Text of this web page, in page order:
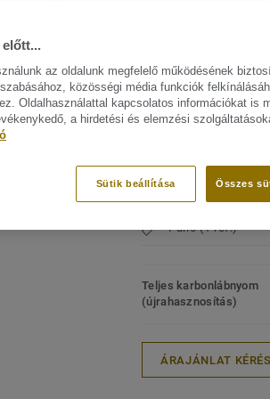
megtekitése. (42)
afektetési
Nagy forgalomnak
területekhez
Gyors fektetés
Egyszerű felújítás
42 dekor
4 formátum
Palló (1 ref.)
Teljes karbonlábnyom
(újrahasznosítás)
ÁRAJÁNLAT
előtt...
az oldalunk megfelelő működésének
közösségi média funkciók
Oldalhasználattal kapcsolatos információkat is
a hirdetési és elemzési
Összes
Sütik beállítása